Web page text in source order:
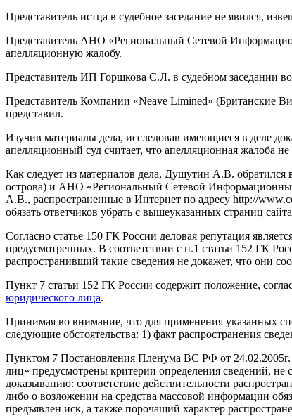
Представитель истца в судебное заседание не явился,
Представитель АНО «Региональный Сетевой
апелляционную жалобу.
Представитель ИП Горшкова С.Л. в судебном заседании
Представитель Компании «Neave Limined» (Британские
представил.
Изучив материалы дела, исследовав имеющиеся в деле
апелляционный суд считает, что апелляционная жалоба
Как следует из материалов дела, Душутин А.В.
острова) и АНО «Региональный Сетевой
А.В., распространенные в Интернет по адресу http://
обязать ответчиков убрать с вышеуказанных страниц
Согласно статье 150 ГК России деловая репутация
предусмотренных. В соответствии с п.1 статьи 152 ГК
распространивший такие сведения не докажет, что они
Пункт 7 статьи 152 ГК России содержит положение,
юридического лица.
Принимая во внимание, что для применения указанных
следующие обстоятельства: 1) факт распространения
Пунктом 7 Постановления Пленума ВС РФ от 24.02.2005г.
лиц» предусмотрены критерии определения сведений, не
доказыванию: соответствие действительности
либо о возложении на средства массовой информации
предъявлен иск, а также порочащий характер